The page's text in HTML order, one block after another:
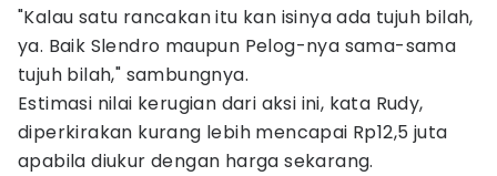
"Kalau satu rancakan itu kan isinya ada tujuh bilah,
ya. Baik Slendro maupun Pelog-nya sama-sama
tujuh bilah," sambungnya.
Estimasi nilai kerugian dari aksi ini, kata Rudy,
diperkirakan kurang lebih mencapai Rp12,5 juta
apabila diukur dengan harga sekarang.